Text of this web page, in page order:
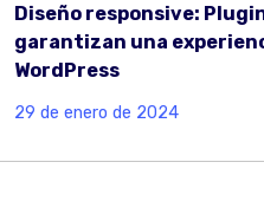
Diseño responsive:
garantizan una
WordPress
29 de enero de 2024